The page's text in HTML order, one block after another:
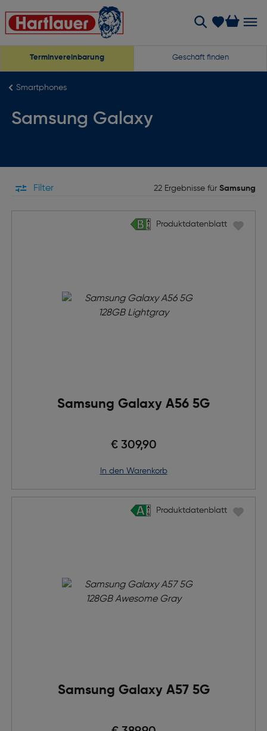
Terminvereinbarung Geschäft finden
Smartphones
Samsung Galaxy
Filter 22 Ergebnisse für Samsung
Produktdatenblatt
Samsung Galaxy A56 5G
€ 309,90
Produktdatenblatt
in den Warenkorb
Produktdatenblatt
Samsung Galaxy A57 5G
Produktdatenblatt